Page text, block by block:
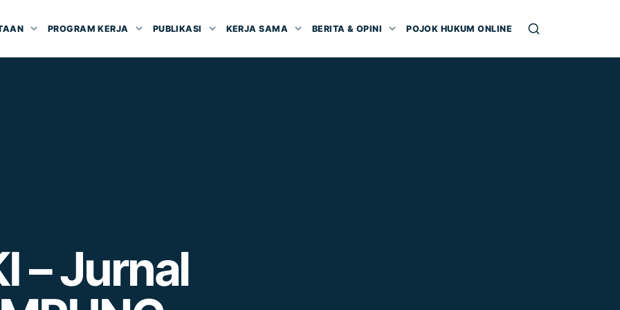
PROGRAM KERJA PUBLIKASI KERJA SAMA BERITA & OPINI POJOK HUKUM ONLINE
– Jurnal